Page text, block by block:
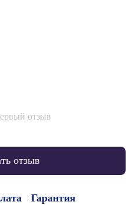
отзыв
отзыв
Гарантия